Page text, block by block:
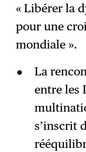
« Libérer la
pour une
mondiale ».
La
entre les
s’inscrit